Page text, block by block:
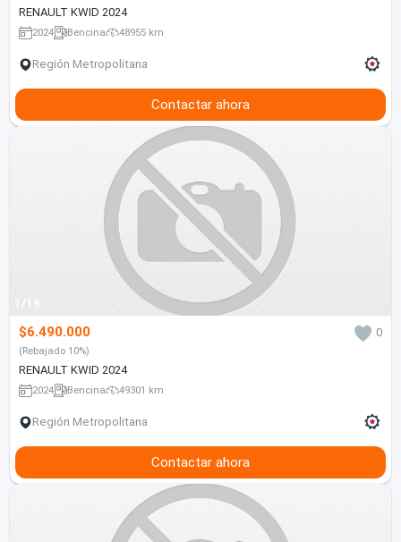
RENAULT KWID 2024
2024 Bencina 48955 km
Región Metropolitana
Contactar ahora
1/19
$6.490.000 0
(Rebajado 10%)
RENAULT KWID 2024
2024 Bencina 49301 km
Región Metropolitana
Contactar ahora